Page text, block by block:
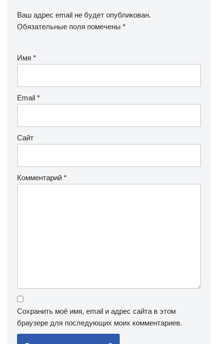
Ваш адрес email не будет опубликован.
Обязательные поля помечены *
Имя *
Email *
Сайт
Комментарий *
Сохранить моё имя, email и адрес сайта в этом
браузере для последующих моих комментариев.